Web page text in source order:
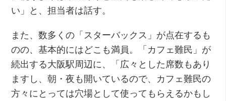
い」と、担当者は話す。
また、数多くの「スターバックス」が点在するも
のの、基本的にはどこも満員。「カフェ難民」が
続出する大阪駅周辺に、「広々とした席数もあり
ますし、朝・夜も開いているので、カフェ難民の
方々にとっては穴場として使ってもらえるかもし